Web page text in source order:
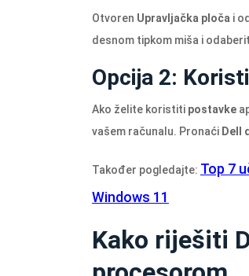
Otvoren Upravljačka ploča i
desnom tipkom miša i
Opcija 2:
Ako želite koristiti postavke
vašem računalu. Pronaći Dell
Također pogledajte: Top 7
Windows 11
Kako riješiti